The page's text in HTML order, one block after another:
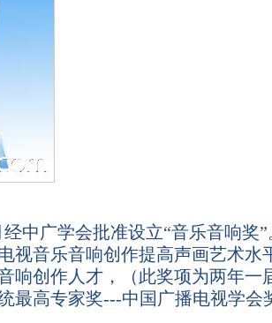
中广学会批准设立“音乐音响奖
视音乐音响创作提高声画艺术水
响创作人才，（此奖项为两年一
最高专家奖---中国广播电视学会